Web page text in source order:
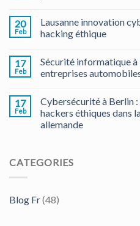
20
Feb
Lausanne innovation
hacking éthique
17
Feb
Sécurité informatique
entreprises
17
Feb
Cybersécurité à Berlin
hackers éthiques dans
allemande
CATEGORIES
Blog Fr(48)